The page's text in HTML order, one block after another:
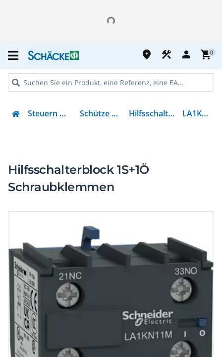
place construction person shopping_cart0
Steuern & Regeln Schütze & Relais Hilfsschalterblock LA1KN11M
Hilfsschalterblock 1S+1Ö
Schraubklemmen